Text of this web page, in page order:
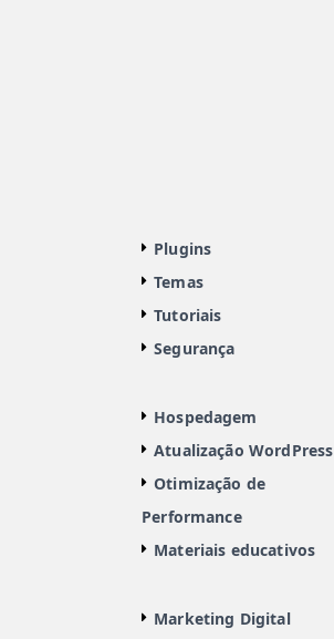
Plugins
Temas
Tutoriais
Segurança
Hospedagem
Atualização WordPress
Otimização de
Performance
Materiais educativos
Marketing Digital